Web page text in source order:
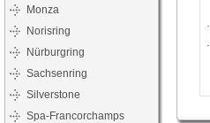
Monza
Norisring
Nürburgring
Sachsenring
Silverstone
Spa-Francorchamps